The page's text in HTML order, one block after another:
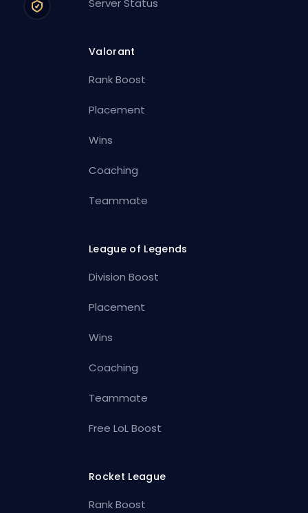
Server Status
Valorant
Rank Boost
Placement
Wins
Coaching
Teammate
League of Legends
Division Boost
Placement
Wins
Coaching
Teammate
Free LoL Boost
Rocket League
Rank Boost